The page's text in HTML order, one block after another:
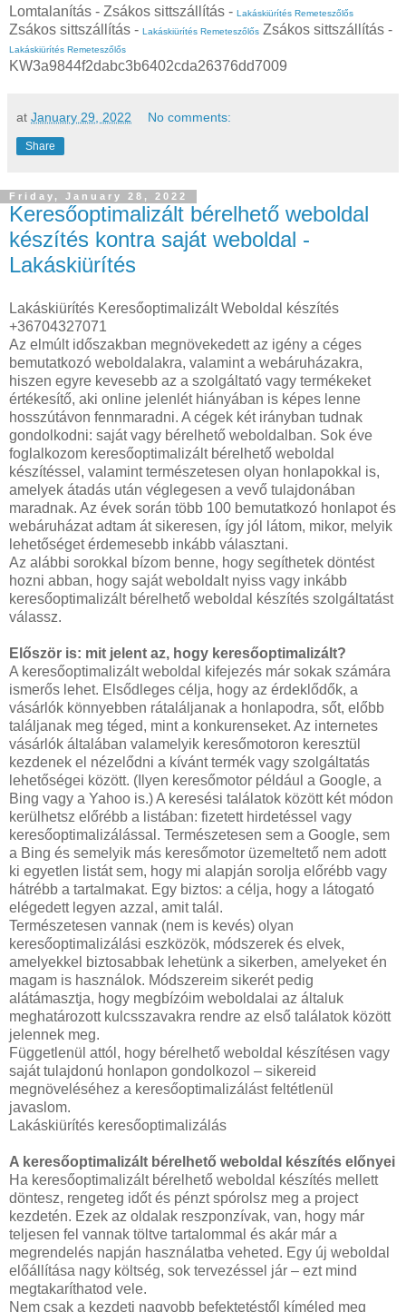
Lomtalanítás - Zsákos sittszállítás - Lakáskiürítés Remeteszőlős
Zsákos sittszállítás - Lakáskiürítés Remeteszőlős Zsákos sittszállítás -
Lakáskiürítés Remeteszőlős
KW3a9844f2dabc3b6402cda26376dd7009
at January 29, 2022 No comments:
Share
Friday, January 28, 2022
Keresőoptimalizált bérelhető weboldal
készítés kontra saját weboldal -
Lakáskiürítés
Lakáskiürítés Keresőoptimalizált Weboldal készítés
+36704327071
Az elmúlt időszakban megnövekedett az igény a céges
bemutatkozó weboldalakra, valamint a webáruházakra,
hiszen egyre kevesebb az a szolgáltató vagy termékeket
értékesítő, aki online jelenlét hiányában is képes lenne
hosszútávon fennmaradni. A cégek két irányban tudnak
gondolkodni: saját vagy bérelhető weboldalban. Sok éve
foglalkozom keresőoptimalizált bérelhető weboldal
készítéssel, valamint természetesen olyan honlapokkal is,
amelyek átadás után véglegesen a vevő tulajdonában
maradnak. Az évek során több 100 bemutatkozó honlapot és
webáruházat adtam át sikeresen, így jól látom, mikor, melyik
lehetőséget érdemesebb inkább választani.
Az alábbi sorokkal bízom benne, hogy segíthetek döntést
hozni abban, hogy saját weboldalt nyiss vagy inkább
keresőoptimalizált bérelhető weboldal készítés szolgáltatást
válassz.
Először is: mit jelent az, hogy keresőoptimalizált?
A keresőoptimalizált weboldal kifejezés már sokak számára
ismerős lehet. Elsődleges célja, hogy az érdeklődők, a
vásárlók könnyebben rátaláljanak a honlapodra, sőt, előbb
találjanak meg téged, mint a konkurenseket. Az internetes
vásárlók általában valamelyik keresőmotoron keresztül
kezdenek el nézelődni a kívánt termék vagy szolgáltatás
lehetőségei között. (Ilyen keresőmotor például a Google, a
Bing vagy a Yahoo is.) A keresési találatok között két módon
kerülhetsz előrébb a listában: fizetett hirdetéssel vagy
keresőoptimalizálással. Természetesen sem a Google, sem
a Bing és semelyik más keresőmotor üzemeltető nem adott
ki egyetlen listát sem, hogy mi alapján sorolja előrébb vagy
hátrébb a tartalmakat. Egy biztos: a célja, hogy a látogató
elégedett legyen azzal, amit talál.
Természetesen vannak (nem is kevés) olyan
keresőoptimalizálási eszközök, módszerek és elvek,
amelyekkel biztosabbak lehetünk a sikerben, amelyeket én
magam is használok. Módszereim sikerét pedig
alátámasztja, hogy megbízóim weboldalai az általuk
meghatározott kulcsszavakra rendre az első találatok között
jelennek meg.
Függetlenül attól, hogy bérelhető weboldal készítésen vagy
saját tulajdonú honlapon gondolkozol – sikereid
megnöveléséhez a keresőoptimalizálást feltétlenül
javaslom.
Lakáskiürítés keresőoptimalizálás
A keresőoptimalizált bérelhető weboldal készítés előnyei
Ha keresőoptimalizált bérelhető weboldal készítés mellett
döntesz, rengeteg időt és pénzt spórolsz meg a project
kezdetén. Ezek az oldalak reszponzívak, van, hogy már
teljesen fel vannak töltve tartalommal és akár már a
megrendelés napján használatba veheted. Egy új weboldal
előállítása nagy költség, sok tervezéssel jár – ezt mind
megtakaríthatod vele.
Nem csak a kezdeti nagyobb befektetéstől kíméled meg